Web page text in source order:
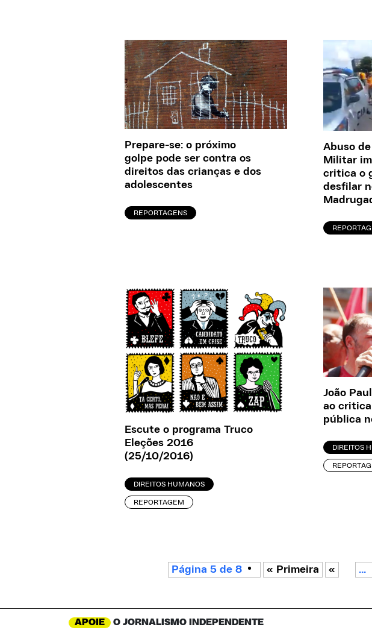
Prepare-se: o próximo
golpe pode ser contra os
direitos das crianças e dos
adolescentes
REPORTAGENS
Abuso
Militar
critica o
desfilar
Escute o programa Truco
Eleções 2016
(25/10/2016)
DIREITOS HUMANOS
REPORTAGEM
João
ao
pública
DIREITOS
Página 5 de 8 « Primeira « ...
APOIE O JORNALISMO INDEPENDENTE